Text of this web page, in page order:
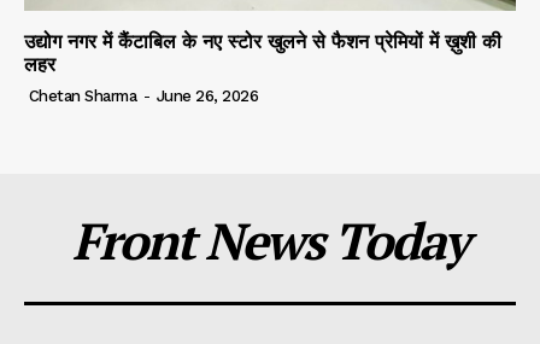
उद्योग नगर में कैंटाबिल के नए स्टोर खुलने से फैशन प्रेमियों में ख़ुशी की
लहर
Chetan Sharma - June 26, 2026
Front News Today